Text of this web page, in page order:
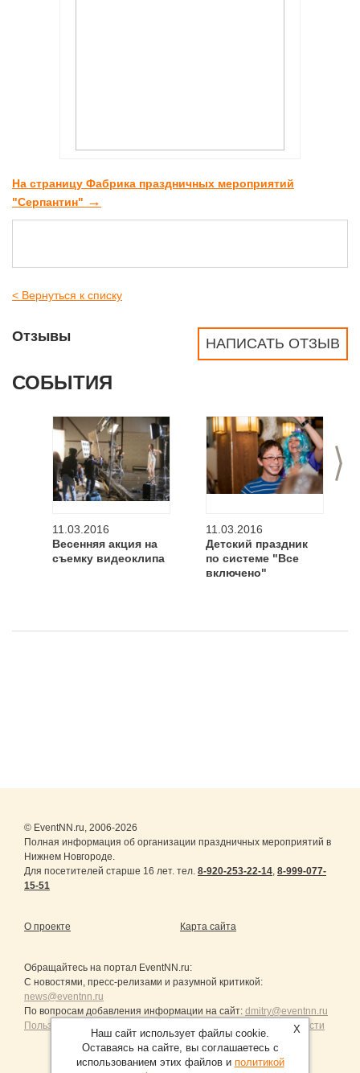
На страницу Фабрика праздничных мероприятий
"Серпантин" →
< Вернуться к списку
НАПИСАТЬ ОТЗЫВ
Отзывы
СОБЫТИЯ
>
11.03.2016
Весенняя акция на
съемку видеоклипа
11.03.2016
Детский праздник
по системе "Все
включено"
© EventNN.ru, 2006-2026
Полная информация об организации праздничных мероприятий в
Нижнем Новгороде.
Для посетителей старше 16 лет. тел. 8-920-253-22-14, 8-999-077-
15-51
О проекте Карта сайта
Обращайтесь на портал EventNN.ru:
С новостями, пресс-релизами и разумной критикой:
news@eventnn.ru
По вопросам добавления информации на сайт: dmitry@eventnn.ru
Пользовательское Соглашение и политика конфиденциальности
X
Наш сайт использует файлы cookie.
Оставаясь на сайте, вы соглашаетесь с
использованием этих файлов и политикой